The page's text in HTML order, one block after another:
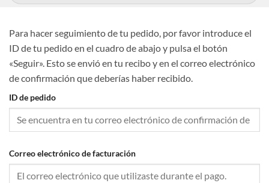
Para hacer seguimiento de tu pedido, por favor introduce el
ID de tu pedido en el cuadro de abajo y pulsa el botón
«Seguir». Esto se envió en tu recibo y en el correo electrónico
de confirmación que deberías haber recibido.
ID de pedido
Correo electrónico de facturación